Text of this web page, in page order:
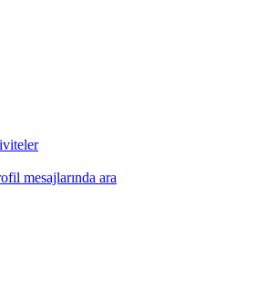
mesajlarında ara